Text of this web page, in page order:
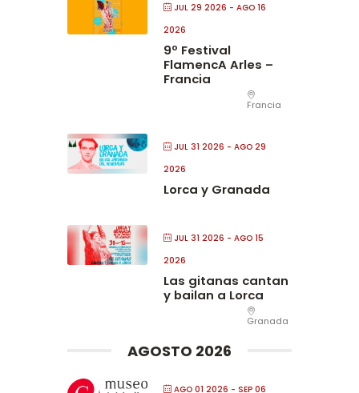
JUL 29 2026 - AGO 16
2026
9º Festival
FlamencA Arles –
Francia
Francia
JUL 31 2026 - AGO 29
2026
Lorca y Granada
JUL 31 2026 - AGO 15
2026
Las gitanas cantan
y bailan a Lorca
Granada
AGOSTO 2026
AGO 01 2026 - SEP 06